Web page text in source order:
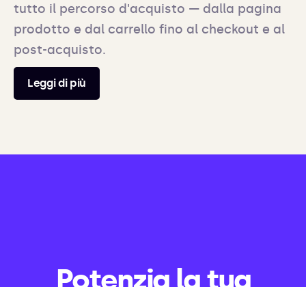
tutto il percorso d'acquisto — dalla pagina
prodotto e dal carrello fino al checkout e al
post-acquisto.
Leggi di più
Potenzia la tua